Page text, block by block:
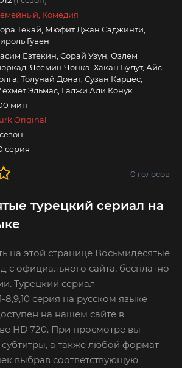
Комедия
Текай, Мюфит Джан Саджинти,
Гувен
Ёзтекин, Сорай Узун, Озлем
Ясемин Чонка, Хакан Булут, Айс
Толунай Донат, Сузан Кардес,
Эльмас, Гаджи Али Конук
мин
серия
0 голосов
турецкий сериал на
на этой странице Восьмидесятые
с официального сайта, бесплатно
Турецкий сериал
8,9,10 серия на русском языке
на нашем сайте в
HD 720. При просмотре вы
а также любой формат
выбрав соответствующую